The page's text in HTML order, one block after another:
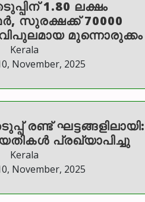
1.80 ലക്ഷം
സുരക്ഷക്ക് 70000
​മുന്നൊരുക്കം
Kerala
November, 2025
രണ്ട് ഘട്ടങ്ങളിലായി:
തീയതികൾ പ്രഖ്യാപിച്ചു
Kerala
November, 2025